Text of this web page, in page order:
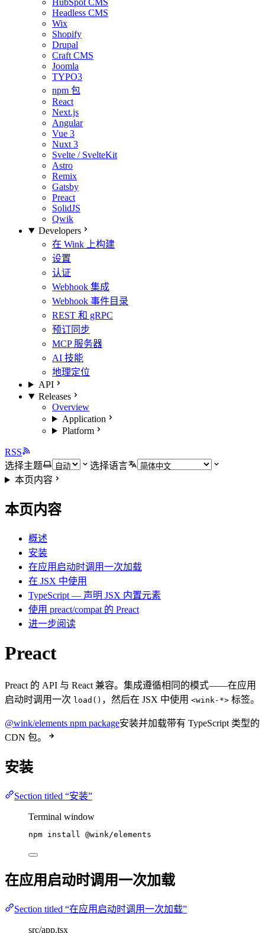
HubSpot CMS
Headless CMS
Wix
Shopify
Drupal
Craft CMS
Joomla
TYPO3
npm 包
React
Next.js
Angular
Vue 3
Nuxt 3
Svelte / SvelteKit
Astro
Remix
Gatsby
Preact
SolidJS
Qwik
Developers
在 Wink 上构建
设置
认证
Webhook 集成
Webhook 事件目录
REST 和 gRPC
预订同步
MCP 服务器
AI 技能
地理定位
API
Releases
Overview
Application
Platform
RSS
选择主题
选择语言
本页内容
本页内容
概述
安装
在应用启动时调用一次加载
在 JSX 中使用
TypeScript — 声明 JSX 内置元素
使用 preact/compat 的 Preact
进一步阅读
Preact
Preact 的 API 与 React 兼容。集成遵循相同的模式——在应用
启动时调用一次 load() ，然后在 JSX 中使用 <wink-*> 标签。
@wink/elements npm package安装并加载带有 TypeScript 类型的
CDN 包。
安装
Section titled “安装”
Terminal window
npm install @wink/elements
在应用启动时调用一次加载
Section titled “在应用启动时调用一次加载”
src/app.tsx